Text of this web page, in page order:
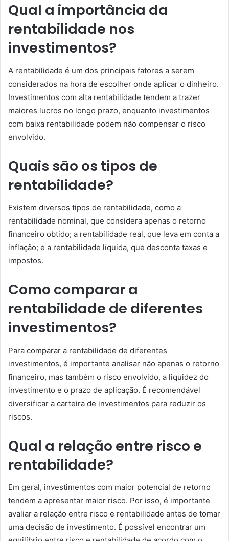
Qual a importância da
rentabilidade nos
investimentos?
A rentabilidade é um dos principais fatores a serem
considerados na hora de escolher onde aplicar o dinheiro.
Investimentos com alta rentabilidade tendem a trazer
maiores lucros no longo prazo, enquanto investimentos
com baixa rentabilidade podem não compensar o risco
envolvido.
Quais são os tipos de
rentabilidade?
Existem diversos tipos de rentabilidade, como a
rentabilidade nominal, que considera apenas o retorno
financeiro obtido; a rentabilidade real, que leva em conta a
inflação; e a rentabilidade líquida, que desconta taxas e
impostos.
Como comparar a
rentabilidade de diferentes
investimentos?
Para comparar a rentabilidade de diferentes
investimentos, é importante analisar não apenas o retorno
financeiro, mas também o risco envolvido, a liquidez do
investimento e o prazo de aplicação. É recomendável
diversificar a carteira de investimentos para reduzir os
riscos.
Qual a relação entre risco e
rentabilidade?
Em geral, investimentos com maior potencial de retorno
tendem a apresentar maior risco. Por isso, é importante
avaliar a relação entre risco e rentabilidade antes de tomar
uma decisão de investimento. É possível encontrar um